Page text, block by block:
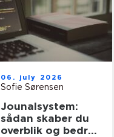
06. july 2026
Sofie Sørensen
Jounalsystem:
sådan skaber du
overblik og bedre